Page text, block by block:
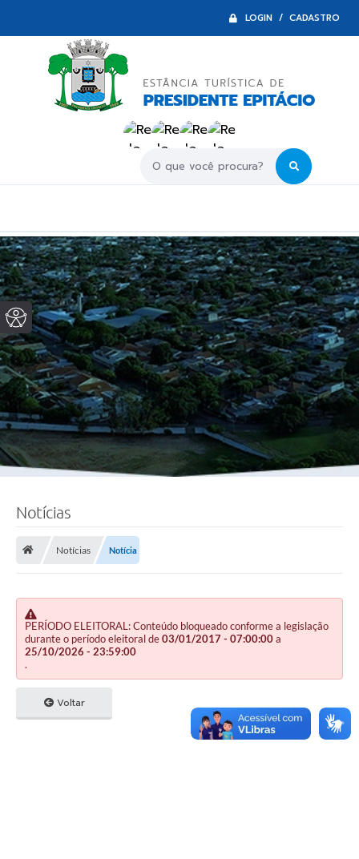
LOGIN / CADASTRO
Notícias
Notícias Notícia
PERÍODO ELEITORAL: Conteúdo bloqueado conforme a legislação
durante o período eleitoral de03/01/2017 - 07:00:00a
25/10/2026 - 23:59:00
.
Voltar